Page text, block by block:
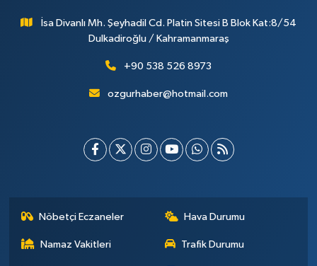
İsa Divanlı Mh. Şeyhadil Cd. Platin Sitesi B Blok Kat:8/54
Dulkadiroğlu / Kahramanmaraş
+90 538 526 8973
ozgurhaber@hotmail.com
Nöbetçi Eczaneler Hava Durumu
Namaz Vakitleri Trafik Durumu